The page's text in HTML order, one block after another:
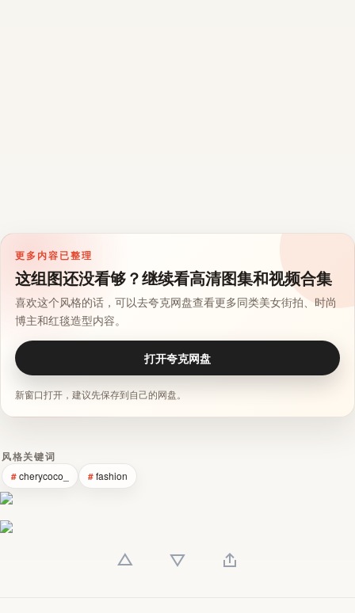
更多内容已整理
这组图还没看够？继续看高清图集和视频合集
喜欢这个风格的话，可以去夸克网盘查看更多同类美女街拍、时尚
博主和红毯造型内容。
打开夸克网盘
新窗口打开，建议先保存到自己的网盘。
风格关键词
cherycoco_ fashion